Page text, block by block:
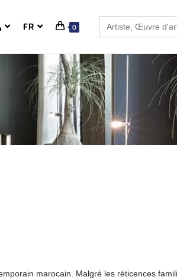
FR 0
for:
marocain. Malgré les réticences